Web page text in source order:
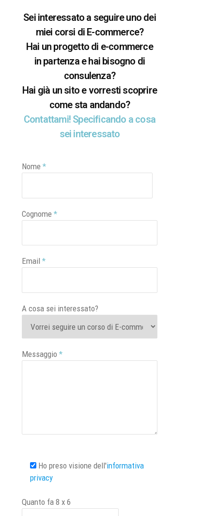
Sei interessato a seguire uno dei
miei corsi di E-commerce?
Hai un progetto di e-commerce
in partenza e hai bisogno di
consulenza?
Hai già un sito e vorresti scoprire
come sta andando?
Contattami! Specificando a cosa
sei interessato
Nome *
Cognome *
Email *
A cosa sei interessato?
Messaggio *
Ho preso visione dell'informativa
privacy
Quanto fa 8 x 6